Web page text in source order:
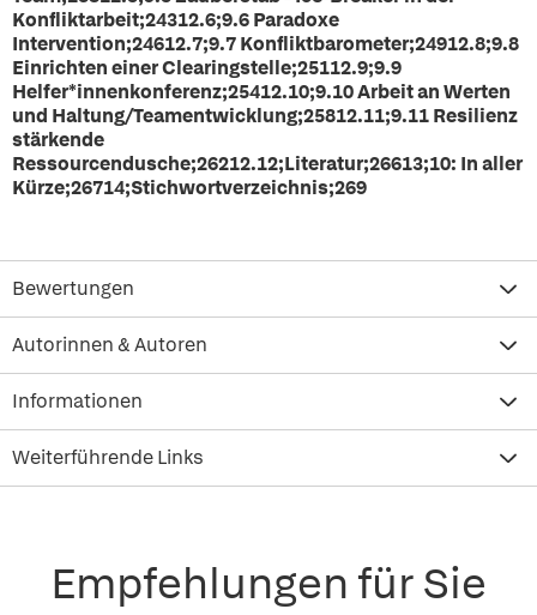
Konfliktarbeit;24312.6;9.6 Paradoxe
Intervention;24612.7;9.7 Konfliktbarometer;24912.8;9.8
Einrichten einer Clearingstelle;25112.9;9.9
Helfer*innenkonferenz;25412.10;9.10 Arbeit an Werten
und Haltung/Teamentwicklung;25812.11;9.11 Resilienz
stärkende
Ressourcendusche;26212.12;Literatur;26613;10: In aller
Kürze;26714;Stichwortverzeichnis;269
Bewertungen
Autorinnen & Autoren
Informationen
Weiterführende Links
Empfehlungen für Sie